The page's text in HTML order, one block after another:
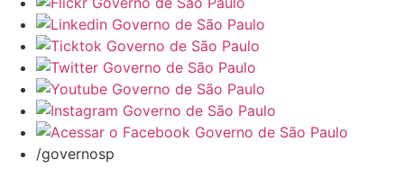
/governosp